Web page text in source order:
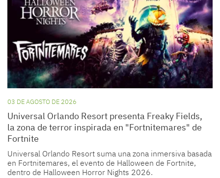
03 DE AGOSTO DE 2026
Universal Orlando Resort presenta Freaky Fields,
la zona de terror inspirada en "Fortnitemares" de
Fortnite
Universal Orlando Resort suma una zona inmersiva basada
en Fortnitemares, el evento de Halloween de Fortnite,
dentro de Halloween Horror Nights 2026.